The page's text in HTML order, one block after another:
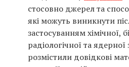
стосовно джерел та
які можуть виникнути
застосуванням хімічної,
радіологічної та ядерної
розмістили довідкові